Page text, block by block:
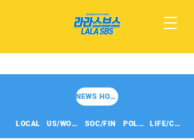
NEWS HOME
LOCAL US/WORLD SOC/FIN POLITICS LIFE/CULT